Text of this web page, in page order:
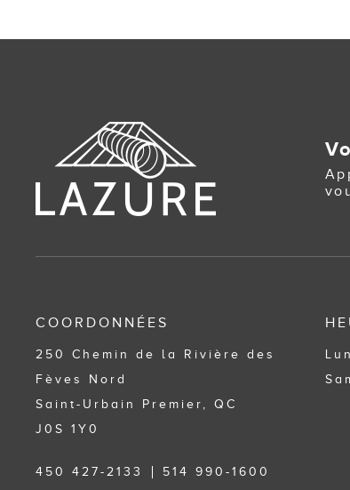
COORDONNÉES
250 Chemin de la Rivière des
Fèves Nord
Saint-Urbain Premier, QC
J0S 1Y0
450 427-2133 514 990-1600